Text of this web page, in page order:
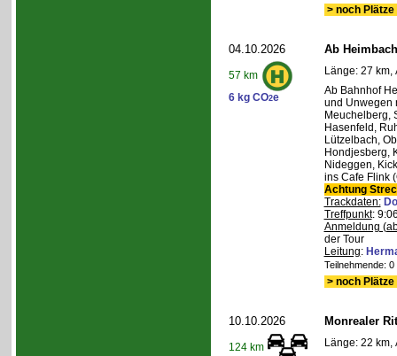
> noch
04.10.2026
57 km
6 kg CO2e
Ab
Länge: 27 km,
Ab Bahnhof
und Unwegen
Meuchelberg,
Hasenfeld,
Lützelbach,
Hondjesberg,
Nideggen,
ins Cafe Flink
Achtung
Trackdaten:
Treffpunkt:
Anmeldung
der Tour
Leitung:
Teilnehmende:
> noch
10.10.2026
124 km
Monrealer
Länge: 22 km,